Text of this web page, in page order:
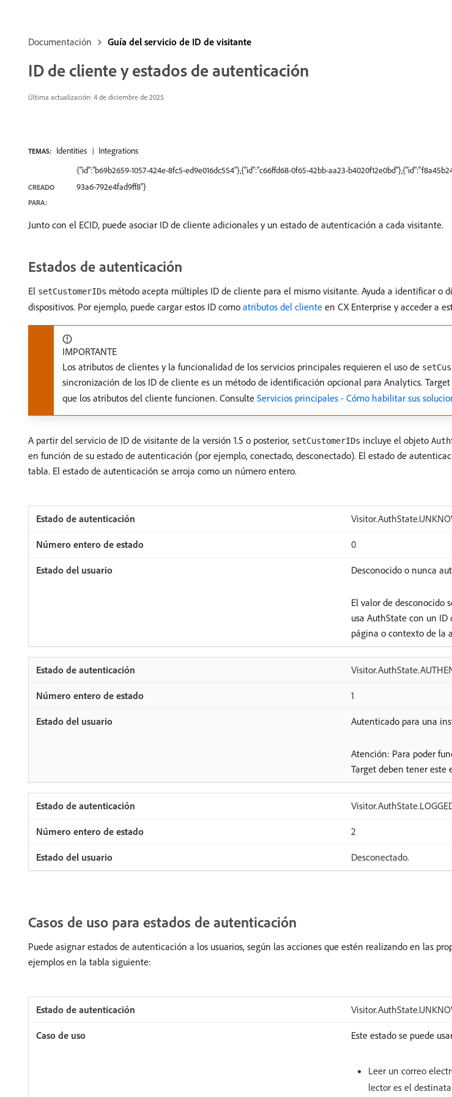
Documentación Guía del servicio de ID de visitante
ID de cliente y estados de autenticación
Última actualización: 4 de diciembre de 2025
TEMAS: Identities Integrations
CREADO
PARA:
{"id":"b69b2659-1057-424e-8fc5-ed9e016dc554"},{"id":"c66ffd68-0f65-42bb-aa23-
93a6-792e4fad9ff8"}
Junto con el ECID, puede asociar ID de cliente adicionales y un estado de autenticación a cada visitante.
Estados de autenticación
El setCustomerIDs método acepta múltiples ID de cliente para el mismo visitante. Ayuda a identificar o
dispositivos. Por ejemplo, puede cargar estos ID como atributos del cliente en CX Enterprise y acceder a
IMPORTANTE
Los atributos de clientes y la funcionalidad de los servicios principales requieren el uso de
sincronización de los ID de cliente es un método de identificación opcional para Analytics.
que los atributos del cliente funcionen. Consulte Servicios principales - Cómo habilitar sus
A partir del servicio de ID de visitante de la versión 1.5 o posterior, setCustomerIDs incluye el objeto
en función de su estado de autenticación (por ejemplo, conectado, desconectado). El estado de
tabla. El estado de autenticación se arroja como un número entero.
0
Desconocido o nunca
El valor de desconocido
usa AuthState con un
página o contexto de la
1
Autenticado para una
Atención: Para poder
Target deben tener este
2
Desconectado.
Casos de uso para estados de autenticación
Puede asignar estados de autenticación a los usuarios, según las acciones que estén realizando en las
ejemplos en la tabla siguiente:
Este estado se puede
Leer un correo
lector es el